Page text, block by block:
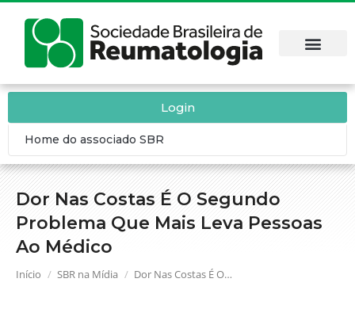
Dor Nas Costas É O Segundo
Problema Que Mais Leva Pessoas
Ao Médico
Você está aqui:
Início SBR na Mídia Dor Nas Costas É O…
Login
Home do associado SBR